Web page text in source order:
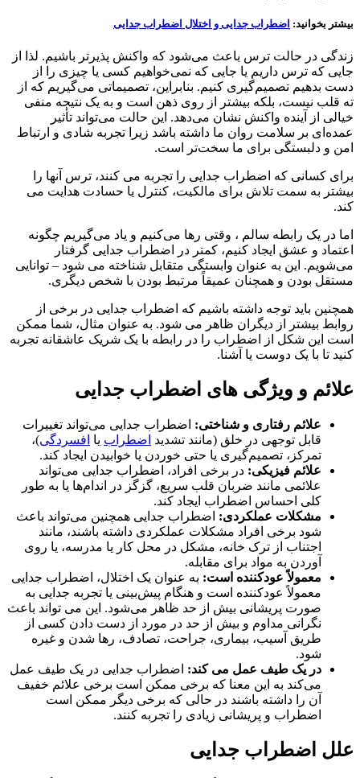
بیشتر بخوانید: اضطراب جدایی و اختلال اضطراب جدایی
زندگی در حالت ترس باعث می‌شود که واکنش پذیرتر باشیم. لذا از
جایی که ترس داریم یا جایی که نمی‌خواهیم کسی یا چیزی را از
دست بدهیم تصمیم‌گیری کنیم. بنابراین، تصمیماتی می‌گیریم که از
ته قلب نیست، بلکه بیشتر از روی ذهن است و به یک نتیجه منفی
خیالی از آینده واکنش نشان می‌دهد. این حالت می‌تواند تأثیر
عمده‌ای بر سلامت روان ما داشته باشد زیرا تجربه شادی و ارتباط
امن و دلبستگی برای ما سخت‌تر است.
برای کسانی که اضطراب جدایی را تجربه می کنند، ترس آنها را
بیشتر به سمت تلاش برای مالکیت، کنترل یا حسادت هدایت می
کند.
اما در یک رابطه سالم ، وقتی رها می‌کنیم و یاد می‌گیریم چگونه
اعتماد و عشق ایجاد کنیم، کمتر در اضطراب جدایی گرفتار
می‌شویم. این به عنوان وابستگی متقابل شناخته می شود – توانایی
مستقل بودن و همچنان عمیقاً مرتبط بودن با شخص دیگری.
همچنین باید توجه داشته باشیم که اضطراب جدایی در برخی از
روابط بیشتر از دیگران ظاهر می شود. به عنوان مثال، شما ممکن
است این شکل از اضطراب را در رابطه با یک شریک عاشقانه تجربه
کنید تا با یک دوست یا آشنا.
علائم و ویژگی های اضطراب جدایی
علائم رفتاری و شناختی: اضطراب جدایی می‌تواند تغییرات
قابل توجهی در خلق (مانند تشدید اضطراب یا افسردگی)،
تمرکز، تصمیم‌گیری یا حتی خوردن یا خوابیدن ایجاد کند.
علائم فیزیکی: در برخی افراد، اضطراب جدایی می‌تواند
علائمی مانند ضربان قلب سریع، گزگز در اندام‌ها یا به طور
کلی احساس اضطراب ایجاد کند.
مشکلات عملکردی: اضطراب جدایی همچنین می‌تواند باعث
شود برخی افراد مشکلات عملکردی داشته باشند، مانند
اجتناب از ترک خانه، مشکل در محل کار یا مدرسه، یا روی
آوردن به مواد برای مقابله.
معمولاً عودکننده است: به عنوان یک اختلال، اضطراب جدایی
معمولاً عودکننده است و هنگام پیش‌بینی یا تجربه جدایی به
صورت پریشانی بیش از حد ظاهر می‌شود. این می تواند باعث
نگرانی مداوم و بیش از حد در مورد از دست دادن کسی از
طریق آسیب، بیماری، جراحت، تصادف، رها شدن و غیره
شود.
در یک طیف عمل می کند: اضطراب جدایی در یک طیف عمل
می‌کند به این معنا که برخی ممکن است برخی علائم خفیف
آن را داشته باشند در حالی که برخی دیگر ممکن است
اضطراب و پریشانی زیادی را تجربه کنند.
علل اضطراب جدایی